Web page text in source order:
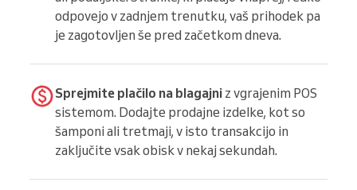
odpovejo v zadnjem trenutku, vaš prihodek pa
je zagotovljen še pred začetkom dneva.
Sprejmite plačilo na blagajni z vgrajenim POS
sistemom. Dodajte prodajne izdelke, kot so
šamponi ali tretmaji, v isto transakcijo in
zaključite vsak obisk v nekaj sekundah.